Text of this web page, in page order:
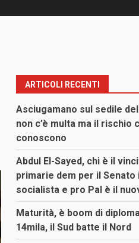
ARTICOLI RECENTI
Asciugamano sul sedile
non c’è multa ma il rischio
conoscono
Abdul El-Sayed, chi è il
primarie dem per il Senato
socialista e pro Pal è il
Maturità, è boom di
14mila, il Sud batte il Nord